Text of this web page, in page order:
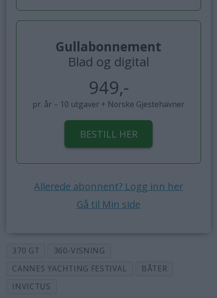
Gullabonnement
Blad og digital
949,-
pr. år – 10 utgaver + Norske Gjestehavner
BESTILL HER
Allerede abonnent? Logg inn her
Gå til Min side
370 GT
360-VISNING
CANNES YACHTING FESTIVAL
BÅTER
INVICTUS